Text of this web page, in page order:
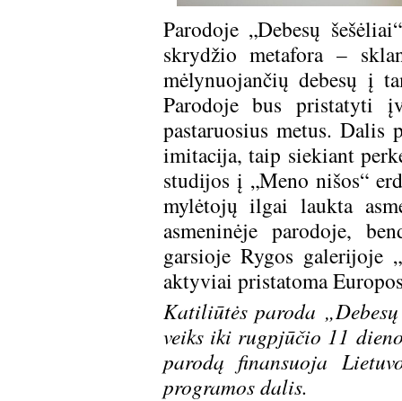
Parodoje „Debesų
skrydžio metafora –
mėlynuojančių debesų į
Parodoje bus pristatyti
pastaruosius metus. Dalis
imitacija, taip siekiant
studijos į „Meno nišos“
mylėtojų ilgai laukta
asmeninėje parodoje,
garsioje Rygos galerijoje
aktyviai pristatoma
Katiliūtės paroda
veiks iki rugpjūčio 11
parodą finansuoja
programos dalis.